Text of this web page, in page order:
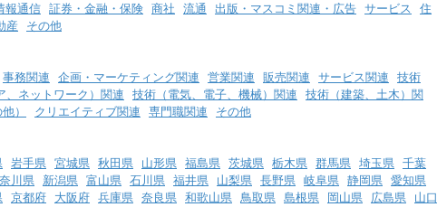
報通信 証券・金融・保険 商社 流通 出版・マスコミ関連・広告 サービス
住
産
その他
事務関連 企画・マーケティング関連 営業関連 販売関連 サービス関連
技術
、ネットワーク）関連
技術（電気、電子、機械）関連
技術（建築、土木）関
） クリエイティブ関連 専門職関連 その他
岩手県 宮城県 秋田県 山形県 福島県 茨城県 栃木県 群馬県 埼玉県 千葉
川県 新潟県 富山県 石川県 福井県 山梨県 長野県 岐阜県 静岡県 愛知県
京都府 大阪府 兵庫県 奈良県 和歌山県 鳥取県 島根県 岡山県 広島県
山口